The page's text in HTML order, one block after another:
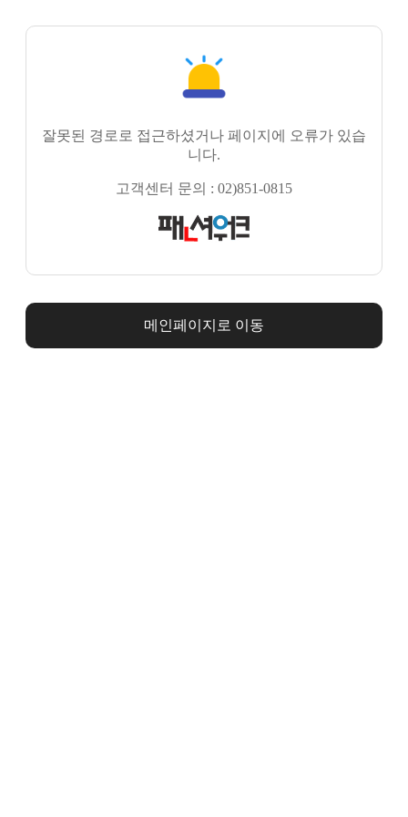
잘못된 경로로 접근하셨거나 페이지에 오류가 있습
니다.
고객센터 문의 : 02)851-0815
메인페이지로 이동